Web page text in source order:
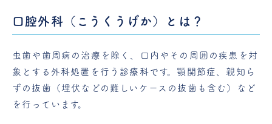
口腔外科（こうくうげか）とは？
虫歯や歯周病の治療を除く、口内やその周囲の疾患を対
象とする外科処置を行う診療科です。顎関節症、親知ら
ずの抜歯（埋伏などの難しいケースの抜歯も含む）など
を行っています。